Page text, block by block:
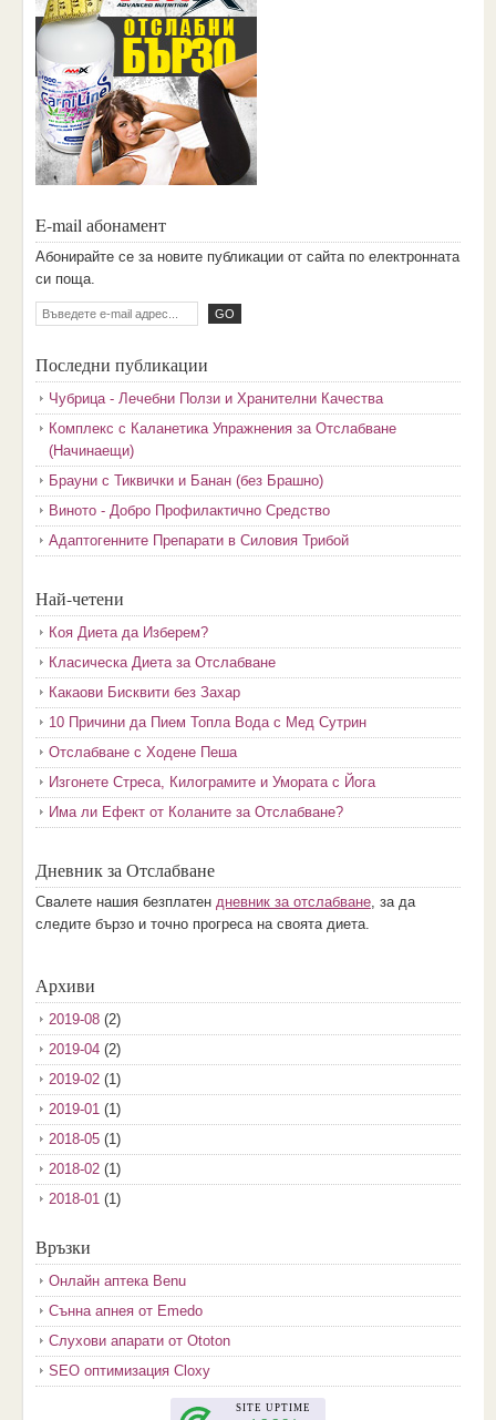
E-mail абонамент
Aбoниpaйтe ce зa нoвитe пyбликaции oт caйтa пo eлeктpoннaтa
cи пoщa.
Последни публикации
Чубрица - Лечебни Ползи и Хранителни Качества
Комплекс с Каланетика Упражнения за Отслабване
(Начинаещи)
Брауни с Тиквички и Банан (без Брашно)
Виното - Добро Профилактично Средство
Адаптогенните Препарати в Силовия Трибой
Най-четени
Коя Диета да Изберем?
Класическа Диета за Отслабване
Какаови Бисквити без Захар
10 Причини да Пием Топла Вода с Мед Сутрин
Отслабване с Ходене Пеша
Изгонете Стреса, Килограмите и Умората с Йога
Има ли Ефект от Коланите за Отслабване?
Дневник за Отслабване
Свалете нашия безплатен дневник за отслабване, за да
следите бързо и точно прогреса на своята диета.
Архиви
2019-08(2)
2019-04(2)
2019-02(1)
2019-01 (1)
2018-05(1)
2018-02(1)
2018-01 (1)
2017-11
2017-10(3)
2017-08(3)
2017-07(1)
2017-06(2)
Връзки
Онлайн аптека Benu
Сънна апнея от Emedo
Слухови апарати от Ototon
SEO оптимизация Cloxy